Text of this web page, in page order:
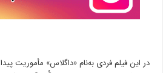
در این فیلم فردی به‌نام «داگلاس» مأموریت